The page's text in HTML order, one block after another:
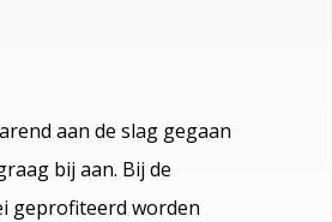
aan de slag gegaan
bij aan. Bij de
geprofiteerd worden